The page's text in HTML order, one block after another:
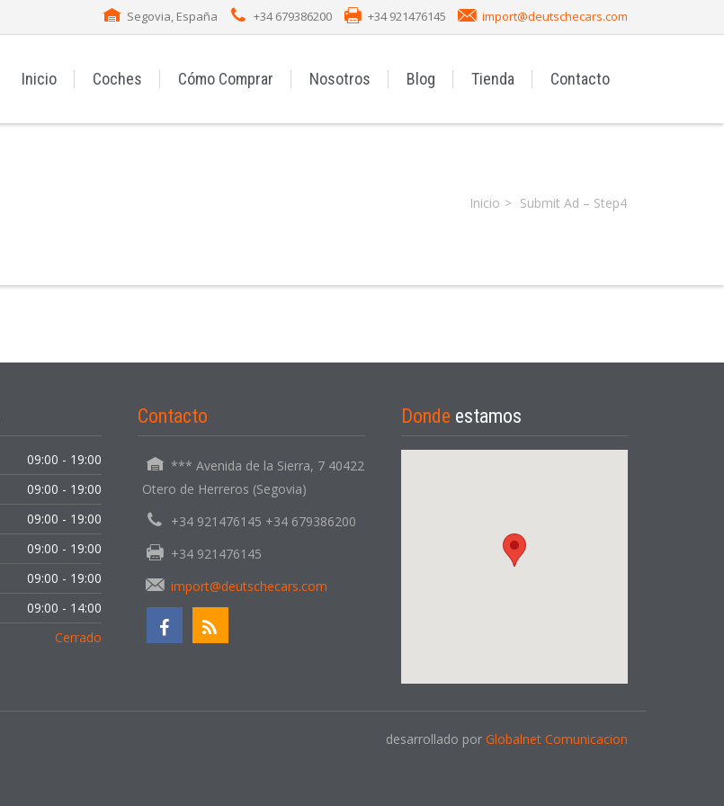
INICIAR SESIÓN
¿Ha olvidado la contraseña?
Segovia, España +34 679386200 +34 921476145 import@deutschecars.com
Inicio Coches Cómo Comprar Nosotros Blog Tienda Contacto
Inicio Submit Ad – Step4
09:00 - 19:00
09:00 - 19:00
09:00 - 19:00
09:00 - 19:00
09:00 - 19:00
09:00 - 14:00
Cerrado
Contacto
*** Avenida de la Sierra, 7 40422
Otero de Herreros (Segovia)
+34 921476145 +34 679386200
+34 921476145
import@deutschecars.com
Donde estamos
desarrollado por Globalnet Comunicacion